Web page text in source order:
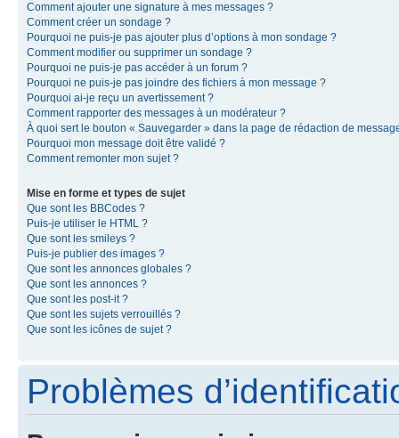
Comment ajouter une signature à mes messages ?
Comment créer un sondage ?
Pourquoi ne puis-je pas ajouter plus d’options à mon sondage ?
Comment modifier ou supprimer un sondage ?
Pourquoi ne puis-je pas accéder à un forum ?
Pourquoi ne puis-je pas joindre des fichiers à mon message ?
Pourquoi ai-je reçu un avertissement ?
Comment rapporter des messages à un modérateur ?
À quoi sert le bouton « Sauvegarder » dans la page de rédaction de
Pourquoi mon message doit être validé ?
Comment remonter mon sujet ?
Mise en forme et types de sujet
Que sont les BBCodes ?
Puis-je utiliser le HTML ?
Que sont les smileys ?
Puis-je publier des images ?
Que sont les annonces globales ?
Que sont les annonces ?
Que sont les post-it ?
Que sont les sujets verrouillés ?
Que sont les icônes de sujet ?
Problèmes